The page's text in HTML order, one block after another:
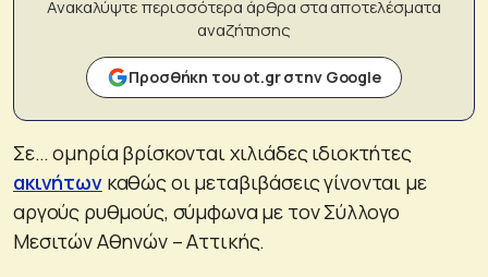
Ανακαλύψτε περισσότερα άρθρα στα αποτελέσματα
αναζήτησης
Προσθήκη του ot.gr στην Google
Σε… ομηρία βρίσκονται χιλιάδες ιδιοκτήτες
ακινήτωνκαθώς οι μεταβιβάσεις γίνονται με
αργούς ρυθμούς, σύμφωνα με τον Σύλλογο
Μεσιτών Αθηνών – Αττικής.